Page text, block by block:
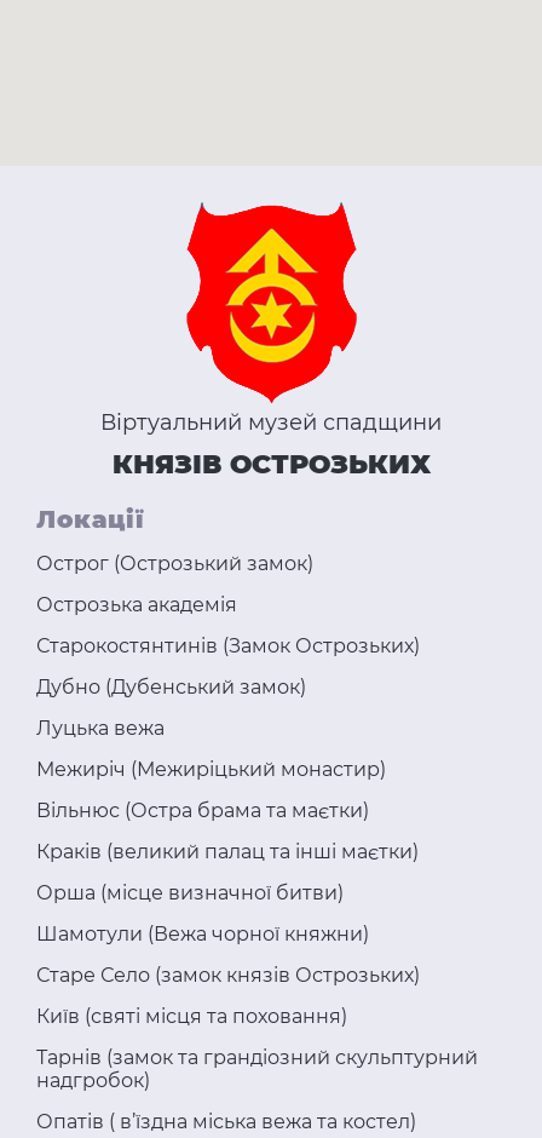
Віртуальний музей спадщини
КНЯЗІВ ОСТРОЗЬКИХ
Локації
Острог (Острозький замок)
Острозька академія
Старокостянтинів (Замок Острозьких)
Дубно (Дубенський замок)
Луцька вежа
Межиріч (Межиріцький монастир)
Вільнюс (Остра брама та маєтки)
Краків (великий палац та інші маєтки)
Орша (місце визначної битви)
Шамотули (Вежа чорної княжни)
Старе Село (замок князів Острозьких)
Київ (святі місця та поховання)
Тарнів (замок та грандіозний скульптурний
надгробок)
Опатів ( в’їздна міська вежа та костел)